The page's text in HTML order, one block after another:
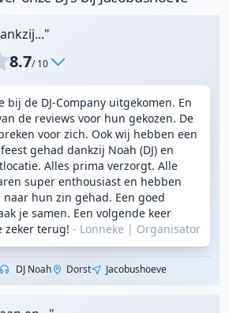
8.7/ 10
bij de DJ-Company uitgekomen. En
de reviews voor hun gekozen. De
voor zich. Ook wij hebben een
gehad dankzij Noah (DJ) en
Alles prima verzorgt. Alle
super enthousiast en hebben
hun zin gehad. Een goed
je samen. Een volgende keer
zeker terug! - Lonneke | Organisator
DJ Noah Dorst Jacobushoeve